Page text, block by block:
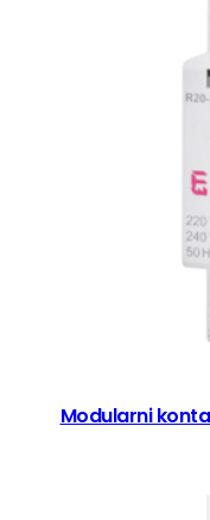
Modularni